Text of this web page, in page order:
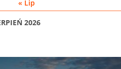
2026
« Lip